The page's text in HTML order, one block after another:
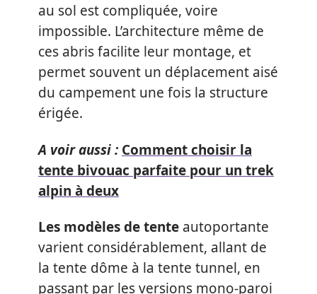
au sol est compliquée, voire
impossible. L’architecture même de
ces abris facilite leur montage, et
permet souvent un déplacement aisé
du campement une fois la structure
érigée.
A voir aussi : Comment choisir la
tente bivouac parfaite pour un trek
alpin à deux
Les modèles de tente autoportante
varient considérablement, allant de
la tente dôme à la tente tunnel, en
passant par les versions mono-paroi